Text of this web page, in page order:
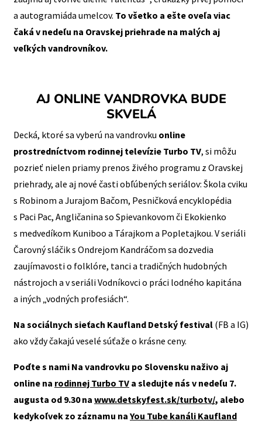
a autogramiáda umelcov. To všetko a ešte oveľa viac
čaká v nedeľu na Oravskej priehrade na malých aj
veľkých vandrovníkov.
AJ ONLINE VANDROVKA BUDE
SKVELÁ
Decká, ktoré sa vyberú na vandrovku online
prostredníctvom rodinnej televízie Turbo TV, si môžu
pozrieť nielen priamy prenos živého programu z Oravskej
priehrady, ale aj nové časti obľúbených seriálov: Škola cviku
s Robinom a Jurajom Bačom, Pesničková encyklopédia
s Paci Pac, Angličanina so Spievankovom či Ekokienko
s medvedíkom Kuniboo a Tárajkom a Popletajkou. V seriáli
Čarovný sláčik s Ondrejom Kandráčom sa dozvedia
zaujímavosti o folklóre, tanci a tradičných hudobných
nástrojoch a v seriáli Vodníkovci o práci lodného kapitána
a iných „vodných profesiách“.
Na sociálnych sieťach Kaufland Detský festival (FB a IG)
ako vždy čakajú veselé súťaže o krásne ceny.
Poďte s nami Na vandrovku po Slovensku naživo aj
online na rodinnej Turbo TV a sledujte nás v nedeľu 7.
augusta od 9.30 na www.detskyfest.sk/turbotv/, alebo
kedykoľvek zo záznamu na You Tube kanáli Kaufland